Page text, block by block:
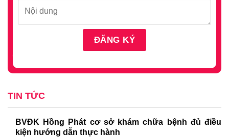
TIN TỨC
BVĐK Hồng Phát cơ sở khám chữa bệnh đủ điều
kiện hướng dẫn thực hành